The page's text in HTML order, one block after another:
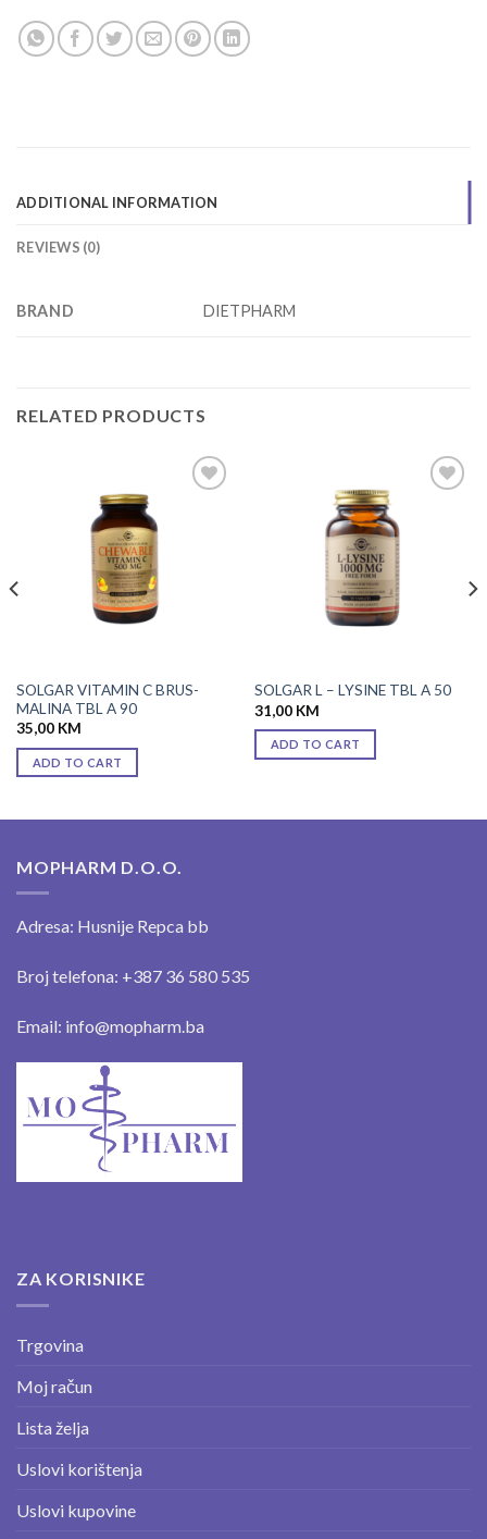
ADDITIONAL INFORMATION
REVIEWS (0)
BRAND DIETPHARM
RELATED PRODUCTS
SOLGAR VITAMIN C BRUS-
MALINA TBL A 90
35,00 KM
ADD TO CART
SOLGAR L – LYSINE TBL A 50
31,00 KM
ADD TO CART
MOPHARM D.O.O.
Adresa: Husnije Repca bb
Broj telefona: +387 36 580 535
Email: info@mopharm.ba
ZA KORISNIKE
Trgovina
Moj račun
Lista želja
Uslovi korištenja
Uslovi kupovine